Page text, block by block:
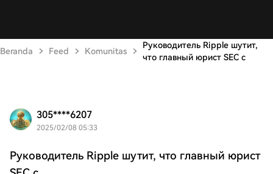
Beranda Feed Komunitas
Руководитель Ripple шутит,
что главный юрист SEC с
305****6207
2025/02/08 05:33
Руководитель Ripple шутит, что главный юрист